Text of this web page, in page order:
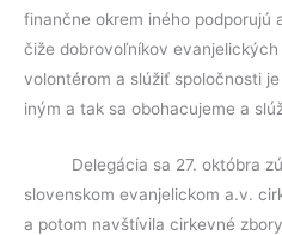
finančne okrem iného podporujú
čiže dobrovoľníkov
volontérom a slúžiť spoločnosti
iným a tak sa obohacujeme a
Delegácia sa 27. októbra
slovenskom evanjelickom a.v.
a potom navštívila cirkevné